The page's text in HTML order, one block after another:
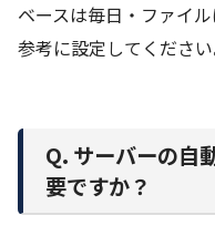
ベースは毎日・ファイ
参考に設定してください
Q. サーバーの自
要ですか？